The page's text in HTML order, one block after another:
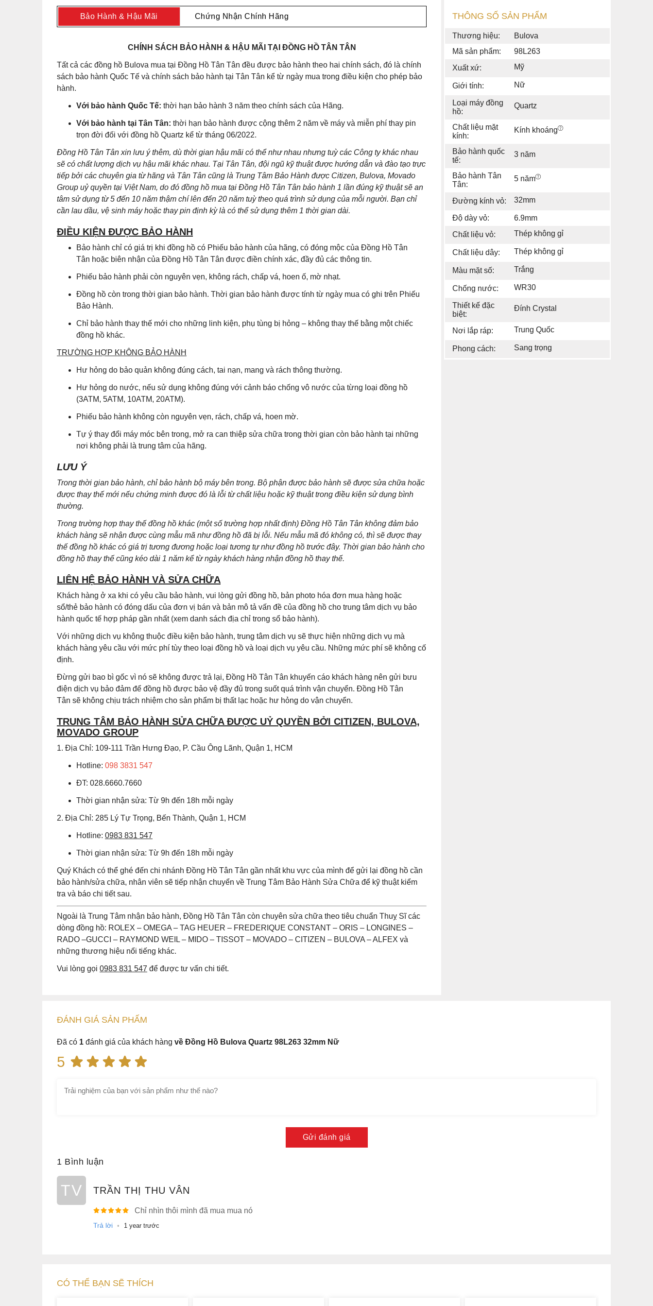
Bảo Hành & Hậu Mãi Chứng Nhận Chính Hãng
CHÍNH SÁCH BẢO HÀNH & HẬU MÃI TẠI ĐỒNG HỒ TÂN TÂN
Tất cả các đồng hồ Bulova mua tại Đồng Hồ Tân Tân đều được bảo hành theo hai chính sách, đó là chính
sách bảo hành Quốc Tế và chính sách bảo hành tại Tân Tân kể từ ngày mua trong điều kiện cho phép bảo
hành.
Với bảo hành Quốc Tế: thời hạn bảo hành 3 năm theo chính sách của Hãng.
Với bảo hành tại Tân Tân: thời hạn bảo hành được cộng thêm 2 năm về máy và miễn phí thay pin
trọn đời đối với đồng hồ Quartz kể từ tháng 06/2022.
Đồng Hồ Tân Tân xin lưu ý thêm, dù thời gian hậu mãi có thể như nhau nhưng tuỳ các Công ty khác nhau
sẽ có chất lượng dịch vụ hậu mãi khác nhau. Tại Tân Tân, đội ngũ kỹ thuật được hướng dẫn và đào tạo trực
tiếp bởi các chuyên gia từ hãng và Tân Tân cũng là Trung Tâm Bảo Hành được Citizen, Bulova, Movado
Group uỷ quyền tại Việt Nam, do đó đồng hồ mua tại Đồng Hồ Tân Tân bảo hành 1 lần đúng kỹ thuật sẽ an
tâm sử dụng từ 5 đến 10 năm thậm chí lên đến 20 năm tuỳ theo quá trình sử dụng của mỗi người. Bạn chỉ
cần lau dầu, vệ sinh máy hoặc thay pin định kỳ là có thể sử dụng thêm 1 thời gian dài.
ĐIỀU KIỆN ĐƯỢC BẢO HÀNH
Bảo hành chỉ có giá trị khi đồng hồ có Phiếu bảo hành của hãng, có đóng mộc của Đồng Hồ Tân
Tân hoặc biên nhận của Đồng Hồ Tân Tân được điền chính xác, đầy đủ các thông tin.
Phiếu bảo hành phải còn nguyên vẹn, không rách, chấp vá, hoen ố, mờ nhạt.
Đồng hồ còn trong thời gian bảo hành. Thời gian bảo hành được tính từ ngày mua có ghi trên Phiếu
Bảo Hành.
Chỉ bảo hành thay thế mới cho những linh kiện, phụ tùng bị hỏng – không thay thế bằng một chiếc
đồng hồ khác.
TRƯỜNG HỢP KHÔNG BẢO HÀNH
Hư hỏng do bảo quản không đúng cách, tai nạn, mang và rách thông thường.
Hư hỏng do nước, nếu sử dụng không đúng với cảnh báo chống vô nước của từng loại đồng hồ
(3ATM, 5ATM, 10ATM, 20ATM).
Phiếu bảo hành không còn nguyên vẹn, rách, chấp vá, hoen mờ.
Tự ý thay đổi máy móc bên trong, mở ra can thiệp sửa chữa trong thời gian còn bảo hành tại những
nơi không phải là trung tâm của hãng.
LƯU Ý
Trong thời gian bảo hành, chỉ bảo hành bộ máy bên trong. Bộ phận được bảo hành sẽ được sửa chữa hoặc
được thay thế mới nếu chứng minh được đó là lỗi từ chất liệu hoặc kỹ thuật trong điều kiện sử dụng bình
thường.
Trong trường hợp thay thế đồng hồ khác (một số trường hợp nhất định) Đồng Hồ Tân Tân không đảm bảo
khách hàng sẽ nhận được cùng mẫu mã như đồng hồ đã bị lỗi. Nếu mẫu mã đó không có, thì sẽ được thay
thế đồng hồ khác có giá trị tương đương hoặc loại tương tự như đồng hồ trước đây. Thời gian bảo hành cho
đồng hồ thay thế cũng kéo dài 1 năm kể từ ngày khách hàng nhận đồng hồ thay thế.
LIÊN HỆ BẢO HÀNH VÀ SỬA CHỮA
Khách hàng ở xa khi có yêu cầu bảo hành, vui lòng gửi đồng hồ, bản photo hóa đơn mua hàng hoặc
sổ/thẻ bảo hành có đóng dấu của đơn vị bán và bản mô tả vấn đề của đồng hồ cho trung tâm dịch vụ bảo
hành quốc tế hợp pháp gần nhất (xem danh sách địa chỉ trong sổ bảo hành).
Với những dịch vụ không thuộc điều kiện bảo hành, trung tâm dịch vụ sẽ thực hiện những dịch vụ mà
khách hàng yêu cầu với mức phí tùy theo loại đồng hồ và loại dịch vụ yêu cầu. Những mức phí sẽ không cố
định.
Đừng gửi bao bì gốc vì nó sẽ không được trả lại, Đồng Hồ Tân Tân khuyến cáo khách hàng nên gửi bưu
điện dịch vụ bảo đảm để đồng hồ được bảo vệ đầy đủ trong suốt quá trình vận chuyển. Đồng Hồ Tân
Tân sẽ không chịu trách nhiệm cho sản phẩm bị thất lạc hoặc hư hỏng do vận chuyển.
TRUNG TÂM BẢO HÀNH SỬA CHỮA ĐƯỢC UỶ QUYỀN BỞI CITIZEN, BULOVA,
MOVADO GROUP
1. Địa Chỉ: 109-111 Trần Hưng Đạo, P. Cầu Ông Lãnh, Quận 1, HCM
Hotline: 098 3831 547
ĐT: 028.6660.7660
Thời gian nhận sửa: Từ 9h đến 18h mỗi ngày
2. Địa Chỉ: 285 Lý Tự Trọng, Bến Thành, Quận 1, HCM
Hotline: 0983 831 547
Thời gian nhận sửa: Từ 9h đến 18h mỗi ngày
Quý Khách có thể ghé đến chi nhánh Đồng Hồ Tân Tân gần nhất khu vực của mình để gửi lại đồng hồ cần
bảo hành/sửa chữa, nhân viên sẽ tiếp nhận chuyển về Trung Tâm Bảo Hành Sửa Chữa để kỹ thuật kiểm
tra và báo chi tiết sau.
Ngoài là Trung Tâm nhận bảo hành, Đồng Hồ Tân Tân còn chuyên sửa chữa theo tiêu chuẩn Thuỵ Sĩ các
dòng đồng hồ: ROLEX – OMEGA – TAG HEUER – FREDERIQUE CONSTANT – ORIS – LONGINES –
RADO –GUCCI – RAYMOND WEIL – MIDO – TISSOT – MOVADO – CITIZEN – BULOVA – ALFEX và
những thương hiệu nổi tiếng khác.
Vui lòng gọi 0983 831 547 để được tư vấn chi tiết.
THÔNG SỐ SẢN PHẨM
Thương hiệu:
Bulova
Mã sản phẩm:
98L263
Xuất xứ:
Mỹ
Giới tính: Nữ
Loại máy đồng
hồ:
Quartz
Chất liệu mặt
kính:
Kính khoáng
Bảo hành quốc
tế:
3 năm
Bảo hành Tân
Tân:
5 năm
Đường kính vỏ: 32mm
Độ dày vỏ:
6.9mm
Chất liệu vỏ:
Thép không gỉ
Chất liệu dây: Thép không gỉ
Màu mặt số: Trắng
Chống nước: WR30
Thiết kế đặc
biệt:
Đính Crystal
Nơi lắp ráp: Trung Quốc
Phong cách: Sang trọng
ĐÁNH GIÁ SẢN PHẤM
Đã có 1 đánh giá của khách hàng về Đồng Hồ Bulova Quartz 98L263 32mm Nữ
5
Gửi đánh giá
1 Bình luận
TV TRẦN THỊ THU VÂN
Chỉ nhìn thôi mình đã mua mua nó
Trả lời • 1 year trước
CÓ THỂ BẠN SẼ THÍCH